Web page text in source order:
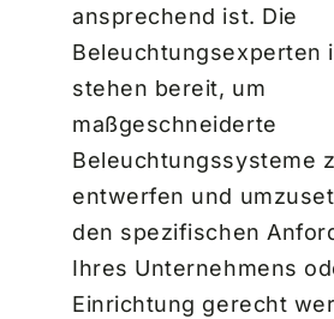
ansprechend ist. Die
Beleuchtungsexperten
stehen bereit, um
maßgeschneiderte
Beleuchtungssysteme
entwerfen und
den spezifischen
Ihres Unternehmens
Einrichtung gerecht